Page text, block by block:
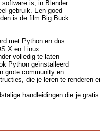
is, in Blender
gebruik. Een goed
is de film Big Buck
met Python en dus
X en Linux
volledig te laten
Python geïnstalleerd
grote community en
die je leren te renderen
handleidingen die je